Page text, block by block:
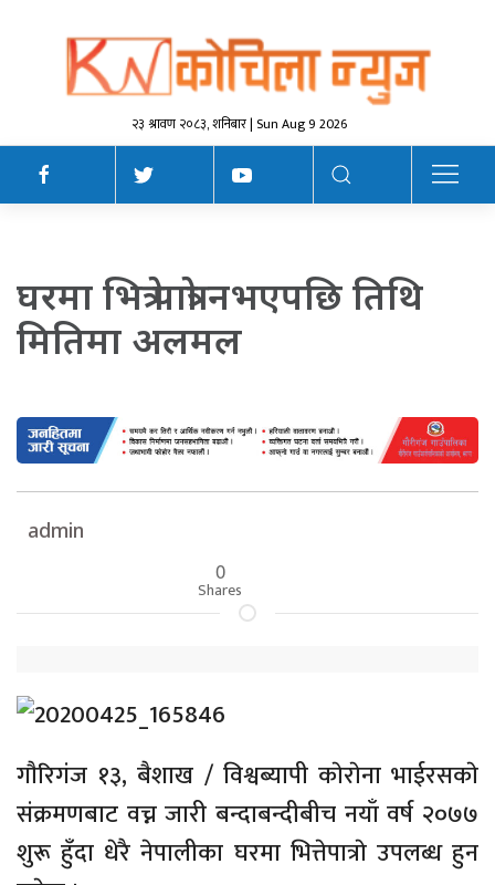
२३ श्रावण २०८३, शनिबार | Sun Aug 9 2026
घरमा भित्रे पात्राे नभएपछि तिथि
मितिमा अलमल
admin
0
Shares
गाैरिगंज १३, बैशाख / विश्वब्यापी काेराेना भाईरसकाे
संक्रमणबाट वच्न जारी बन्दाबन्दीबीच नयाँ वर्ष २०७७
शुरू हुँदा धेरै नेपालीका घरमा भित्तेपात्राे उपलब्ध हुन